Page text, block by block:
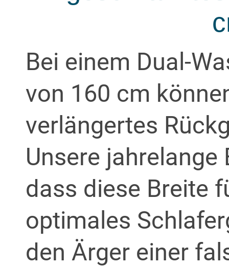
Bei einem Dual-
von 160 cm
verlängertes
Unsere jahrelange
dass diese Breite
optimales
den Ärger einer